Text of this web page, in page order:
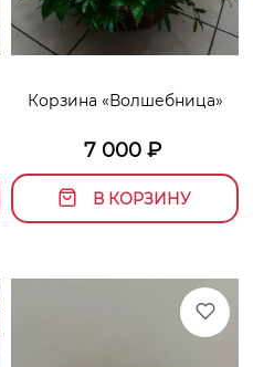
Корзина «Волшебница»
7 000₽
В КОРЗИНУ